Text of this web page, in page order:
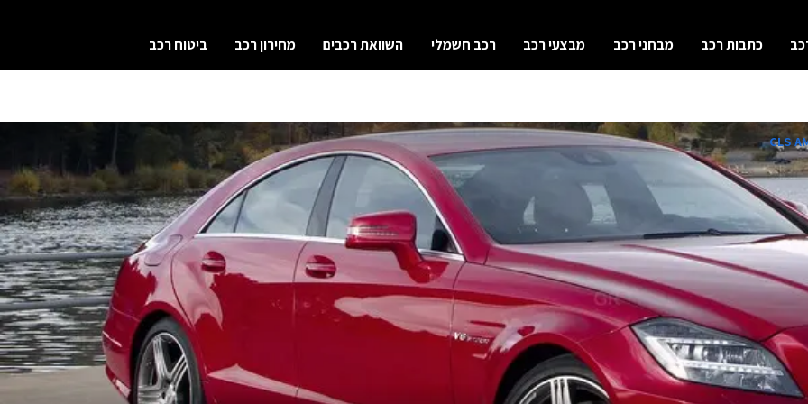
כתבות רכב מבחני רכב מבצעי רכב רכב חשמלי השוואת רכבים מחירון רכב ביטוח רכב